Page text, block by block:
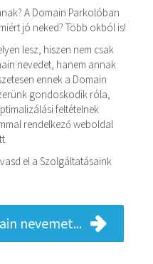
A Domain Parkolóban
jó neked? Több okból is!
lesz, hiszen nem csak
nevedet, hanem annak
ennek a Domain
gondoskodik róla,
feltételnek
rendelkező weboldal
el a Szolgáltatásaink
nevemet...